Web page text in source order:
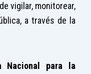
vigilar, monitorear,
a través de la
Nacional para la